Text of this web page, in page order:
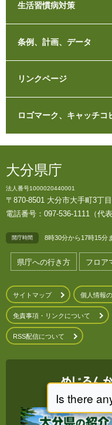
生活習慣病対策
条例、計画、データ
リンクページ
ロゴマーク、キャッチコ
大分県庁
法人番号1000020440001
〒870-8501 大分市大手町3丁
電話番号：097-536-1111（代表
開庁時間 8時30分から17時15分
県庁への行き方 フロア
サイトマップ 個人情報
免責事項・リンクについて
RSS配信について